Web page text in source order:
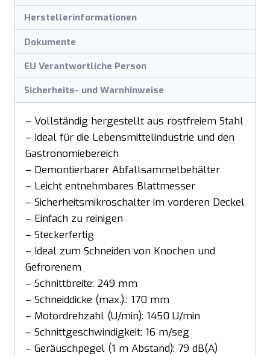
Herstellerinformationen
Dokumente
EU Verantwortliche Person
Sicherheits- und Warnhinweise
– Vollständig hergestellt aus rostfreiem Stahl
– Ideal für die Lebensmittelindustrie und den
Gastronomiebereich
– Demontierbarer Abfallsammelbehälter
– Leicht entnehmbares Blattmesser
– Sicherheitsmikroschalter im vorderen Deckel
– Einfach zu reinigen
– Steckerfertig
– Ideal zum Schneiden von Knochen und
Gefrorenem
– Schnittbreite: 249 mm
– Schneiddicke (max.).: 170 mm
– Motordrehzahl (U/min): 1450 U/min
– Schnittgeschwindigkeit: 16 m/seg
– Geräuschpegel (1 m Abstand): 79 dB(A)